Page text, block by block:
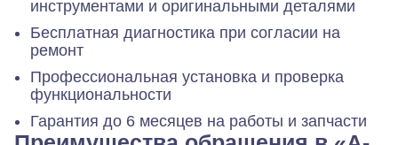
инструментами и оригинальными деталями
Бесплатная диагностика при согласии на
ремонт
Профессиональная установка и проверка
функциональности
Гарантия до 6 месяцев на работы и запчасти